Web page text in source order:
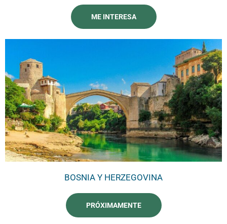
ME INTERESA
BOSNIA Y HERZEGOVINA
PRÓXIMAMENTE